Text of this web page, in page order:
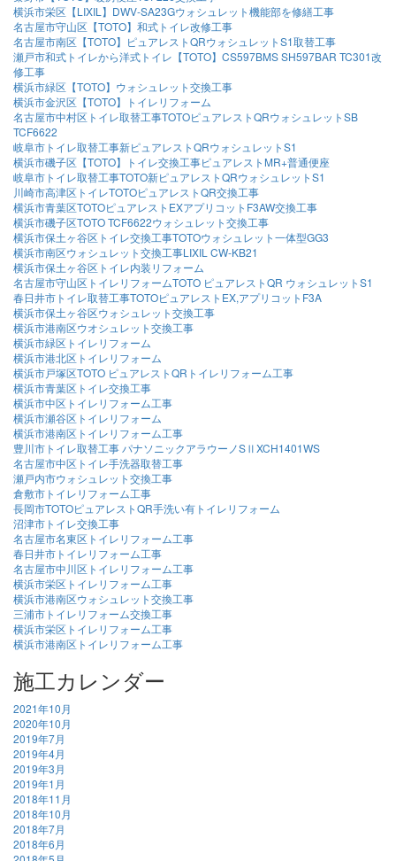
横浜市栄区【LIXIL】DWV-SA23Gウォシュレット機能部を修繕工事
名古屋市守山区【TOTO】和式トイレ改修工事
名古屋市南区【TOTO】ピュアレストQRウォシュレットS1取替工事
瀬戸市和式トイレから洋式トイレ【TOTO】CS597BMS SH597BAR TC301改
修工事
横浜市緑区【TOTO】ウォシュレット交換工事
横浜市金沢区【TOTO】トイレリフォーム
名古屋市中村区トイレ取替工事TOTOピュアレストQRウォシュレットSB
TCF6622
岐阜市トイレ取替工事新ピュアレストQRウォシュレットS1
横浜市磯子区【TOTO】トイレ交換工事ピュアレストMR+普通便座
岐阜市トイレ取替工事TOTO新ピュアレストQRウォシュレットS1
川崎市高津区トイレTOTOピュアレストQR交換工事
横浜市青葉区TOTOピュアレストEXアプリコットF3AW交換工事
横浜市磯子区TOTO TCF6622ウォシュレット交換工事
横浜市保土ヶ谷区トイレ交換工事TOTOウォシュレット一体型GG3
横浜市南区ウォシュレット交換工事LIXIL CW-KB21
横浜市保土ヶ谷区トイレ内装リフォーム
名古屋市守山区トイレリフォームTOTO ピュアレストQR ウォシュレットS1
春日井市トイレ取替工事TOTOピュアレストEX,アプリコットF3A
横浜市保土ヶ谷区ウォシュレット交換工事
横浜市港南区ウオシュレット交換工事
横浜市緑区トイレリフォーム
横浜市港北区トイレリフォーム
横浜市戸塚区TOTO ピュアレストQRトイレリフォーム工事
横浜市青葉区トイレ交換工事
横浜市中区トイレリフォーム工事
横浜市瀬谷区トイレリフォーム
横浜市港南区トイレリフォーム工事
豊川市トイレ取替工事 パナソニックアラウーノSⅡXCH1401WS
名古屋市中区トイレ手洗器取替工事
瀬戸内市ウォシュレット交換工事
倉敷市トイレリフォーム工事
長岡市TOTOピュアレストQR手洗い有トイレリフォーム
沼津市トイレ交換工事
名古屋市名東区トイレリフォーム工事
春日井市トイレリフォーム工事
名古屋市中川区トイレリフォーム工事
横浜市栄区トイレリフォーム工事
横浜市港南区ウォシュレット交換工事
三浦市トイレリフォーム交換工事
横浜市栄区トイレリフォーム工事
横浜市港南区トイレリフォーム工事
施工カレンダー
2021年10月
2020年10月
2019年7月
2019年4月
2019年3月
2019年1月
2018年11月
2018年10月
2018年7月
2018年6月